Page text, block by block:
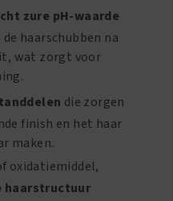
zure pH-waarde
haarschubben na
wat zorgt voor
die zorgen
finish en het haar
maken.
oxidatiemiddel,
haarstructuur